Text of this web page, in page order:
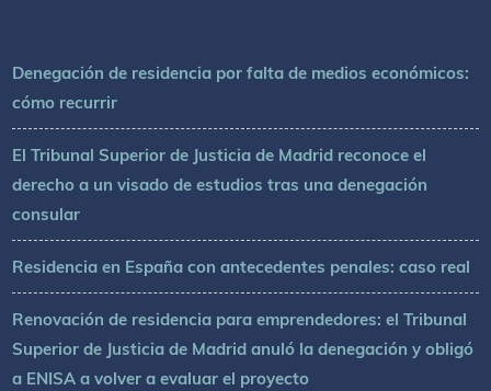
Denegación de residencia por falta de medios económicos:
cómo recurrir
El Tribunal Superior de Justicia de Madrid reconoce el
derecho a un visado de estudios tras una denegación
consular
Residencia en España con antecedentes penales: caso real
Renovación de residencia para emprendedores: el Tribunal
Superior de Justicia de Madrid anuló la denegación y obligó
a ENISA a volver a evaluar el proyecto